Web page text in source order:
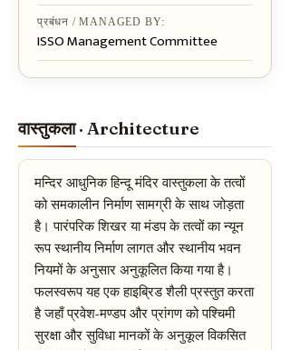
प्रबंधन / MANAGED BY:
ISSO Management Committee
वास्तुकला · Architecture
मन्दिर आधुनिक हिन्दू मंदिर वास्तुकला के तत्वों
को समकालीन निर्माण सामग्री के साथ जोड़ता
है। पारंपरिक शिखर या मंडप के तत्वों का न्यून
रूप स्थानीय निर्माण लागत और स्थानीय भवन
नियमों के अनुसार अनुकूलित किया गया है।
फलस्वरूप यह एक हाइब्रिड शैली प्रस्तुत करता
है जहाँ प्रवेश-मण्डप और प्रांगण को पश्चिमी
सुरक्षा और सुविधा मानकों के अनुकूल विकसित